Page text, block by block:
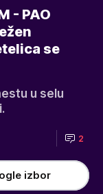
- PAO
se
u selu
2
izbor